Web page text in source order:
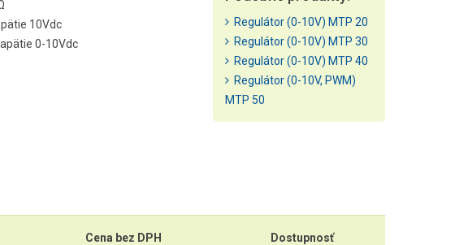
Regulátor (0-10V) MTP 20
Regulátor (0-10V) MTP 30
Regulátor (0-10V) MTP 40
Regulátor (0-10V, PWM)
MTP 50
10Vdc
0-10Vdc
Cena bez DPH Dostupnosť